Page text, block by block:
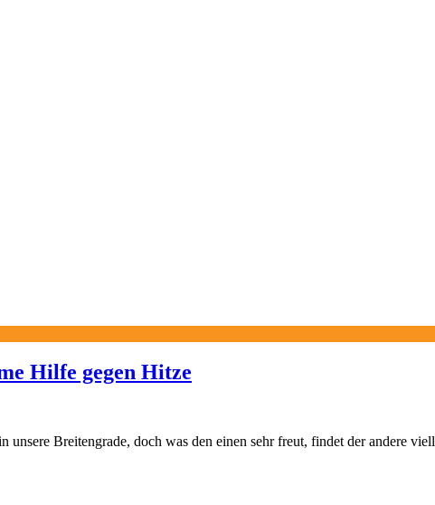
Hilfe gegen Hitze
Breitengrade, doch was den einen sehr freut, findet der andere